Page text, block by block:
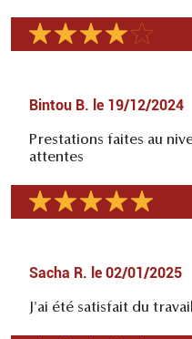
Bintou B. le 19/12/2024
Prestations faites au
attentes
Sacha R. le 02/01/2025
J'ai été satisfait du travail